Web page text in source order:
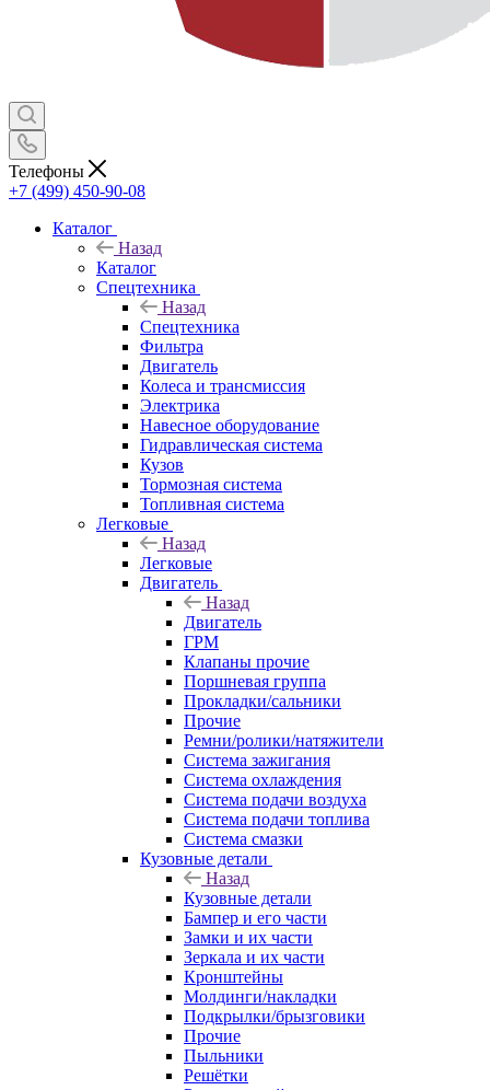
Телефоны
+7 (499) 450-90-08
Каталог
Назад
Каталог
Спецтехника
Назад
Спецтехника
Фильтра
Двигатель
Колеса и трансмиссия
Электрика
Навесное оборудование
Гидравлическая система
Кузов
Тормозная система
Топливная система
Легковые
Назад
Легковые
Двигатель
Назад
Двигатель
ГРМ
Клапаны прочие
Поршневая группа
Прокладки/сальники
Прочие
Ремни/ролики/натяжители
Система зажигания
Система охлаждения
Система подачи воздуха
Система подачи топлива
Система смазки
Кузовные детали
Назад
Кузовные детали
Бампер и его части
Замки и их части
Зеркала и их части
Кронштейны
Молдинги/накладки
Подкрылки/брызговики
Прочие
Пыльники
Решётки